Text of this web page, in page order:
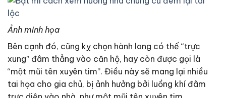
Ảnh minh họa
Bên cạnh đó, cũng kỵ chọn hành lang có thế “trực
xung” đâm thẳng vào căn hộ, hay còn được gọi là
“một mũi tên xuyên tim”. Điều này sẽ mang lại nhiều
tai họa cho gia chủ, bị ảnh hưởng bởi luồng khí đâm